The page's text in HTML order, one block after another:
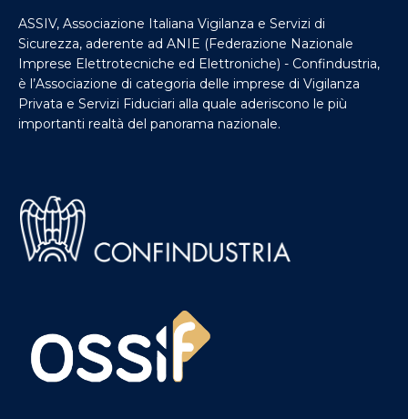
ASSIV, Associazione Italiana Vigilanza e Servizi di
Sicurezza, aderente ad ANIE (Federazione Nazionale
Imprese Elettrotecniche ed Elettroniche) - Confindustria,
è l’Associazione di categoria delle imprese di Vigilanza
Privata e Servizi Fiduciari alla quale aderiscono le più
importanti realtà del panorama nazionale.